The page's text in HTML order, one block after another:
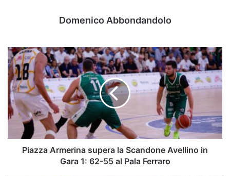
Domenico Abbondandolo
Piazza
Armerina
supera
la
Scandone
Avellino
in
1:
Piazza Armerina supera la Scandone Avellino in
Gara 1: 62-55 al Pala Ferraro